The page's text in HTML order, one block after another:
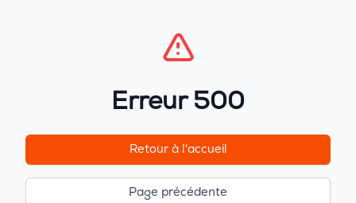
Erreur 500
Retour à l'accueil
Page précédente